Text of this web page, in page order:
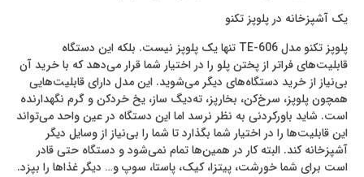
یک آشپزخانه در پلوپز تکنو
پلوپز تکنو مدل TE-606 تنها یک پلوپز نیست. بلکه این دستگاه
قابلیت‌های فراتر از پختن پلو را در اختیار شما قرار می‌دهد که با خرید آن
بی‌نیاز از خرید دستگاه‌های دیگر می‌شوید. این مدل دارای قابلیت‌هایی
همچون پلوپز، سرخ‌کن، بخارپز، ته‌دیگ ساز، یخ خردکن و گرم نگهدارنده
است. شاید باورکردنی به نظر نرسد اما این دستگاه در عین واحد می‌تواند
این قابلیت‌ها را در اختیار شما بگذارد تا شما را بی‌نیاز از وسایل دیگر
آشپزخانه کند. البته کار در همین‌ها تمام نمی‌شود و دستگاه حتی قادر
است برای شما خورشت، پیتزا، کیک، پاستا، سوپ و… دیگر غذاها را بپزد.